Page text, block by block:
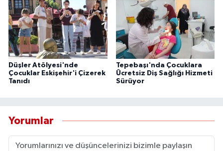
Düşler Atölyesi'nde
Çocuklar Eskişehir'i Çizerek
Tanıdı
Tepebaşı'nda Çocuklara
Ücretsiz Diş Sağlığı Hizmeti
Sürüyor
Yorumlar